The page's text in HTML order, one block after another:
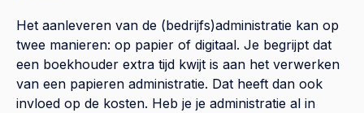
Het aanleveren van de (bedrijfs)administratie kan op
twee manieren: op papier of digitaal. Je begrijpt dat
een boekhouder extra tijd kwijt is aan het verwerken
van een papieren administratie. Dat heeft dan ook
invloed op de kosten. Heb je je administratie al in